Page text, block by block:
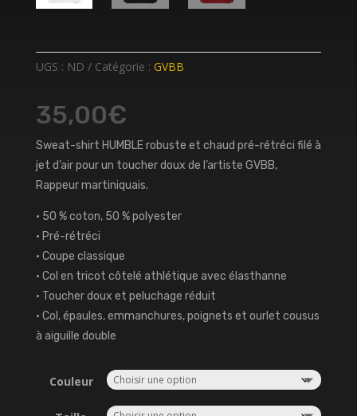
UGS : ND Catégorie : GVBB
35,00€
Sweat-shirt HUMBLE robuste et chaud pré-rétréci filé à
jet d’air pour un toucher doux de l’artiste GVBB,
Rappeur martiniquais.
• 50 % coton, 50 % polyester
• Pré-rétréci
• Coupe classique
• Col en tricot côtelé athlétique avec élasthanne
• Toucher doux et peluchage réduit
• Col, épaules, emmanchures, poignets et ourlet cousus
à aiguille double
Couleur